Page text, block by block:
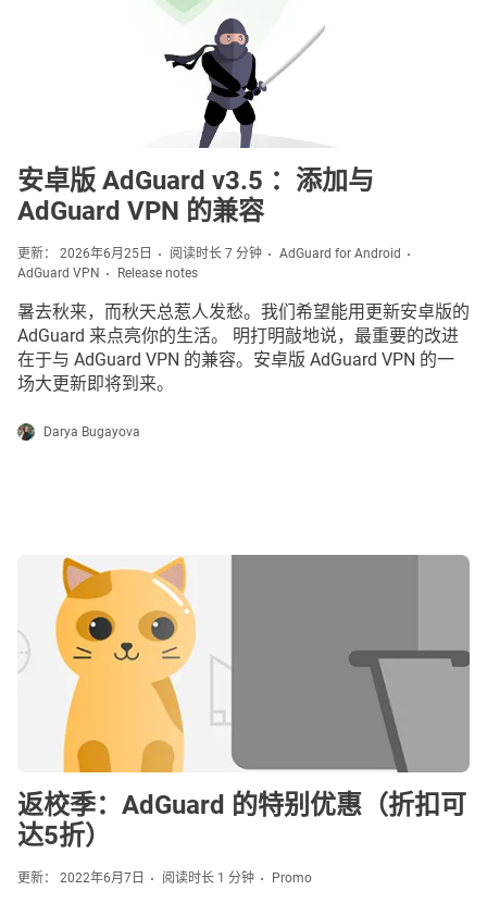
更新： 2026年6月25日 阅读时长 7 分钟
AdGuard for Android
AdGuard VPN
Release notes
安卓版 AdGuard v3.5 ：添加与
AdGuard VPN 的兼容
暑去秋来，而秋天总惹人发愁。我们希望能用更新安卓版的
AdGuard 来点亮你的生活。 明打明敲地说，最重要的改进
在于与 AdGuard VPN 的兼容。安卓版 AdGuard VPN 的一
场大更新即将到来。
Darya Bugayova
更新： 2022年6月7日 阅读时长 1 分钟 Promo
返校季：AdGuard 的特别优惠（折扣可
达5折）